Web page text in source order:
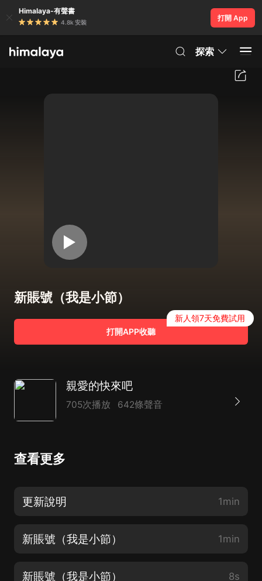
Himalaya-有聲書
4.8k 安裝
打開 App
探索
新賬號（我是小節）
打開APP收聽
新人領7天免費試用
親愛的快來吧
705次播放 642條聲音
查看更多
更新說明 1min
新賬號（我是小節） 1min
新賬號（我是小節） 8s